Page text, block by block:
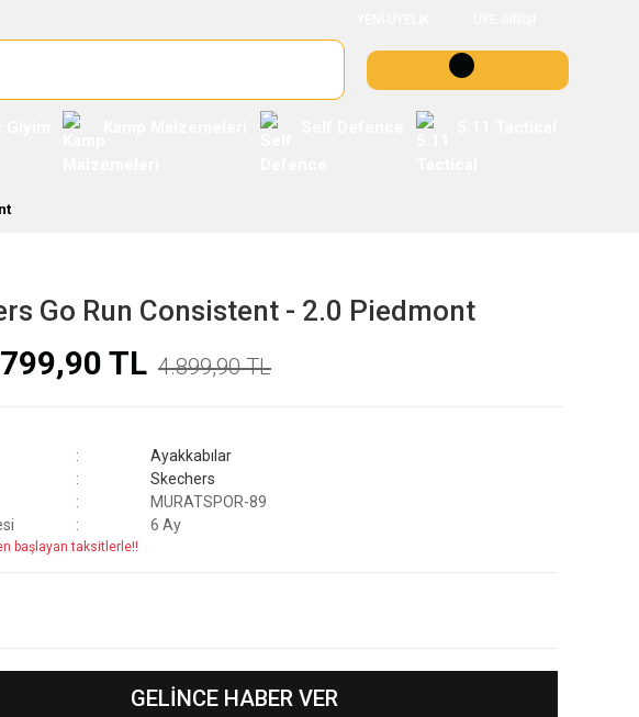
Go Run Consistent - 2.0 Piedmont
TL 4.899,90 TL
Ayakkabılar
Skechers
MURATSPOR-89
6 Ay
başlayan taksitlerle!!
GELİNCE HABER VER